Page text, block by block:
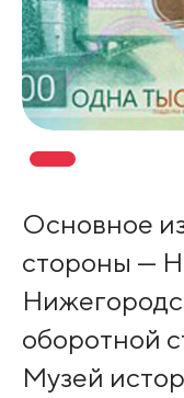
Основное
стороны —
оборотной
Музей